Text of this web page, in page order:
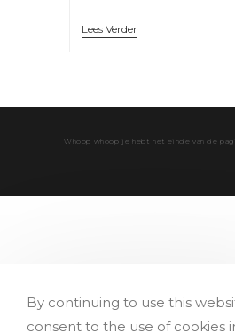
Lees Verder
Whoop whoop je hebt het einde van de
By continuing to use this
consent to the use of cookies